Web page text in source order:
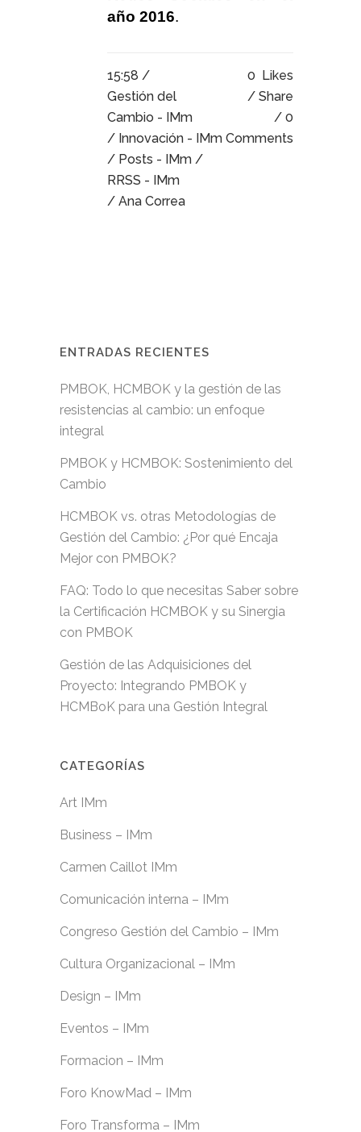
año 2016.
15:58 /
Gestión del
Cambio - IMm
/ Innovación - IMm
/ Posts - IMm /
RRSS - IMm
/ Ana Correa
0 Likes
Share
0
Comments
ENTRADAS RECIENTES
PMBOK, HCMBOK y la gestión de las
resistencias al cambio: un enfoque
integral
PMBOK y HCMBOK: Sostenimiento del
Cambio
HCMBOK vs. otras Metodologías de
Gestión del Cambio: ¿Por qué Encaja
Mejor con PMBOK?
FAQ: Todo lo que necesitas Saber sobre
la Certificación HCMBOK y su Sinergia
con PMBOK
Gestión de las Adquisiciones del
Proyecto: Integrando PMBOK y
HCMBoK para una Gestión Integral
CATEGORÍAS
Art IMm
Business – IMm
Carmen Caillot IMm
Comunicación interna – IMm
Congreso Gestión del Cambio – IMm
Cultura Organizacional – IMm
Design – IMm
Eventos – IMm
Formacion – IMm
Foro KnowMad – IMm
Foro Transforma – IMm